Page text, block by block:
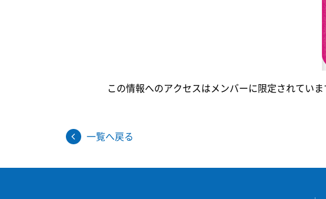
この情報へのアクセスはメンバーに限定されてい
一覧へ戻る